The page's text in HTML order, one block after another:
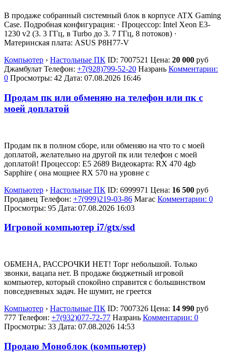
В продаже собранный системный блок в корпусе ATX Gaming
Case. Подробная конфигурация: · Процессор: Intel Xeon E3-
1230 v2 (3. 3 ГГц, в Turbo до 3. 7 ГГц, 8 потоков) ·
Материнская плата: ASUS P8H77-V
Компьютер › Настольные ПК ID: 7007521 Цена: 20 000 руб
Джамбулат Телефон: +7(928)799-52-20 Назрань Комментарии:
0 Просмотры: 42 Дата: 07.08.2026 16:46
Продам пк или обменяю на телефон или пк с
моей доплатой
Продам пк в полном сборе, или обменяю на что то с моей
доплатой, желательно на другой пк или телефон с моей
доплатой! Процессор: E5 2689 Видеокарта: RX 470 4gb
Sapphire ( она мощнее RX 570 на уровне с
Компьютер › Настольные ПК ID: 6999971 Цена: 16 500 руб
Продавец Телефон: +7(999)219-03-86 Магас Комментарии: 0
Просмотры: 95 Дата: 07.08.2026 16:03
Игровой компьютер i7/gtx/ssd
ОБМЕНА, РАССРОЧКИ НЕТ! Торг небольшой. Только
звонки, вацапа нет. В продаже бюджетный игровой
компьютер, который спокойно справится с большинством
повседневных задач. Не шумит, не греется
Компьютер › Настольные ПК ID: 7007326 Цена: 14 990 руб
777 Телефон: +7(932)077-72-77 Назрань Комментарии: 0
Просмотры: 33 Дата: 07.08.2026 14:53
Продаю Моноблок (компьютер)